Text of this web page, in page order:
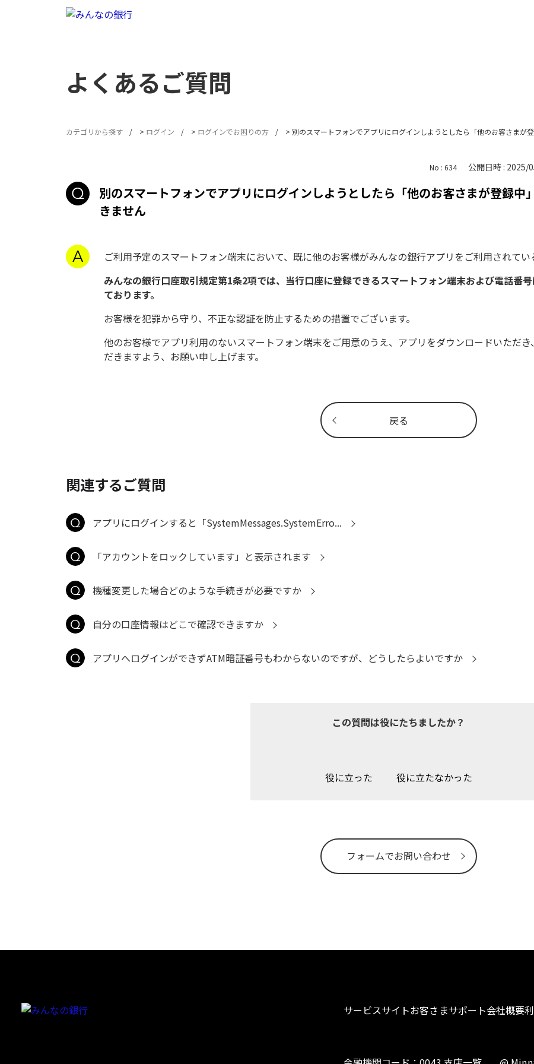
よくあるご質問
カテゴリから探す > ログイン > ログインでお困りの方 > 別のスマートフォンでアプリにログインしようとしたら「他のお客さまが
戻る
No : 634 公開日時 : 2025/
別のスマートフォンでアプリにログインしようとしたら「他のお客さまが登録中
きません
ご利用予定のスマートフォン端末において、既に他のお客様がみんなの銀行アプリをご利用されてい
みんなの銀行口座取引規定第1条2項では、当行口座に登録できるスマートフォン端末および電話番
ております。
お客様を犯罪から守り、不正な認証を防止するための措置でございます。
他のお客様でアプリ利用のないスマートフォン端末をご用意のうえ、アプリをダウンロードいただ
だきますよう、お願い申し上げます。
関連するご質問
アプリにログインすると「SystemMessages.SystemErro...
「アカウントをロックしています」と表示されます
機種変更した場合どのような手続きが必要ですか
自分の口座情報はどこで確認できますか
アプリへログインができずATM暗証番号もわからないのですが、どうしたらよいですか
この質問は役にたちましたか？
役に立った 役に立たなかった
フォームでお問い合わせ
サービスサイトお客さまサポート会社概要